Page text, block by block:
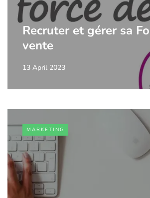
Recruter et gérer sa
vente
13 April 2023
MARKETING